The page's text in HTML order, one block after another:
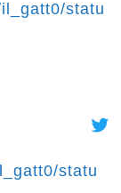
statu
statu